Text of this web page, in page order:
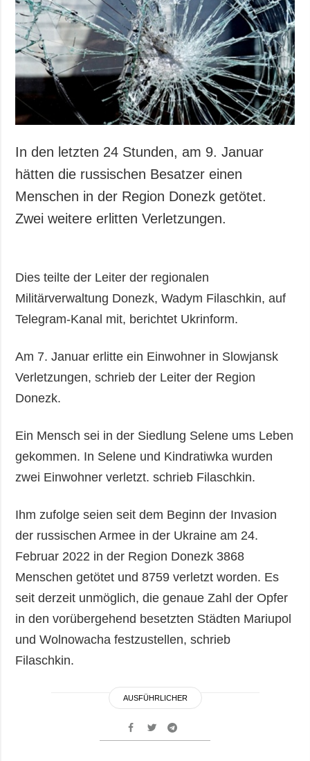
In den letzten 24 Stunden, am 9. Januar
hätten die russischen Besatzer einen
Menschen in der Region Donezk getötet.
Zwei weitere erlitten Verletzungen.
Dies teilte der Leiter der regionalen
Militärverwaltung Donezk, Wadym Filaschkin, auf
Telegram-Kanal mit, berichtet Ukrinform.
Am 7. Januar erlitte ein Einwohner in Slowjansk
Verletzungen, schrieb der Leiter der Region
Donezk.
Ein Mensch sei in der Siedlung Selene ums Leben
gekommen. In Selene und Kindratiwka wurden
zwei Einwohner verletzt. schrieb Filaschkin.
Ihm zufolge seien seit dem Beginn der Invasion
der russischen Armee in der Ukraine am 24.
Februar 2022 in der Region Donezk 3868
Menschen getötet und 8759 verletzt worden. Es
seit derzeit unmöglich, die genaue Zahl der Opfer
in den vorübergehend besetzten Städten Mariupol
und Wolnowacha festzustellen, schrieb
Filaschkin.
AUSFÜHRLICHER